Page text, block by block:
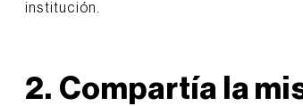
institución.
2. Compartía la